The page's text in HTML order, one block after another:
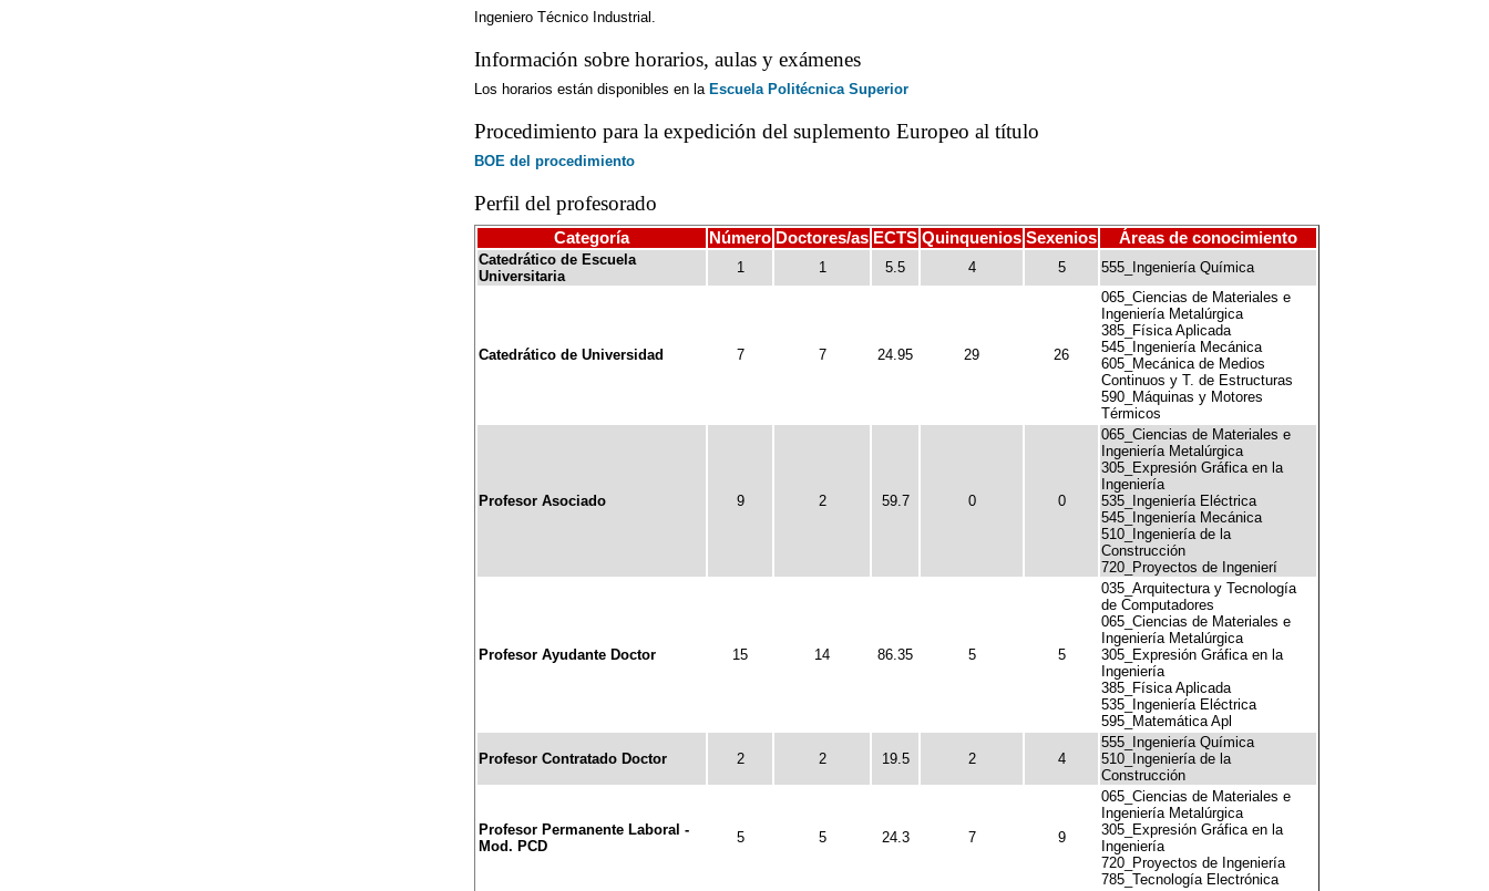
Ingeniero Técnico Industrial.
Información sobre horarios, aulas y exámenes
Los horarios están disponibles en la Escuela Politécnica Superior
Procedimiento para la expedición del suplemento Europeo al título
BOE del procedimiento
Perfil del profesorado
Categoría Número Doctores/as ECTS Quinquenios Sexenios Áreas de conocimiento
Catedrático de Escuela
Universitaria
1 1 5.5 4 5 555_Ingeniería Química
Catedrático de Universidad 7 7 24.95 29 26
065_Ciencias de Materiales e
Ingeniería Metalúrgica
385_Física Aplicada
545_Ingeniería Mecánica
605_Mecánica de Medios
Continuos y T. de Estructuras
590_Máquinas y Motores
Térmicos
Profesor Asociado 9 2 59.7 0 0
065_Ciencias de Materiales e
Ingeniería Metalúrgica
305_Expresión Gráfica en la
Ingeniería
535_Ingeniería Eléctrica
545_Ingeniería Mecánica
510_Ingeniería de la
Construcción
720_Proyectos de Ingenierí
Profesor Ayudante Doctor 15 14 86.35 5 5
035_Arquitectura y Tecnología
de Computadores
065_Ciencias de Materiales e
Ingeniería Metalúrgica
305_Expresión Gráfica en la
Ingeniería
385_Física Aplicada
535_Ingeniería Eléctrica
595_Matemática Apl
Profesor Contratado Doctor 2 2 19.5 2 4
555_Ingeniería Química
510_Ingeniería de la
Construcción
Profesor Permanente Laboral -
Mod. PCD
5 5 24.3 7 9
065_Ciencias de Materiales e
Ingeniería Metalúrgica
305_Expresión Gráfica en la
Ingeniería
720_Proyectos de Ingeniería
785_Tecnología Electrónica